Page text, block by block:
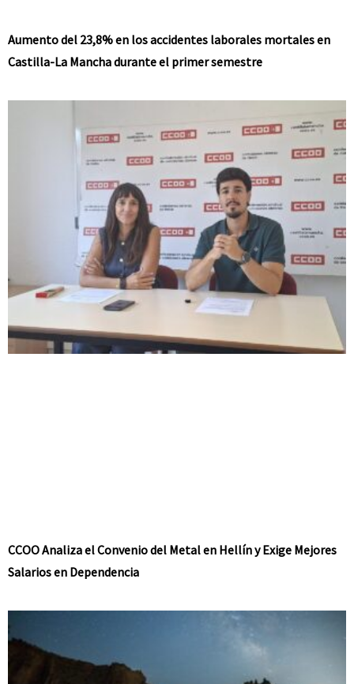
Aumento del 23,8% en los accidentes laborales mortales en
Castilla-La Mancha durante el primer semestre
CCOO Analiza el Convenio del Metal en Hellín y Exige Mejores
Salarios en Dependencia